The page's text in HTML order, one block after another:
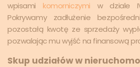
wpisamikomorniczymi w dziale
Pokrywamy zadłużenie
pozostałą kwotę ze sprzedaży
pozwalając mu wyjść na finansową
Skup udziałów w